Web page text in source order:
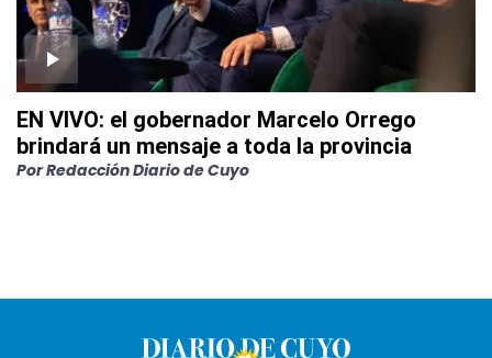
EN VIVO: el gobernador Marcelo Orrego
brindará un mensaje a toda la provincia
PorRedacción Diario de Cuyo